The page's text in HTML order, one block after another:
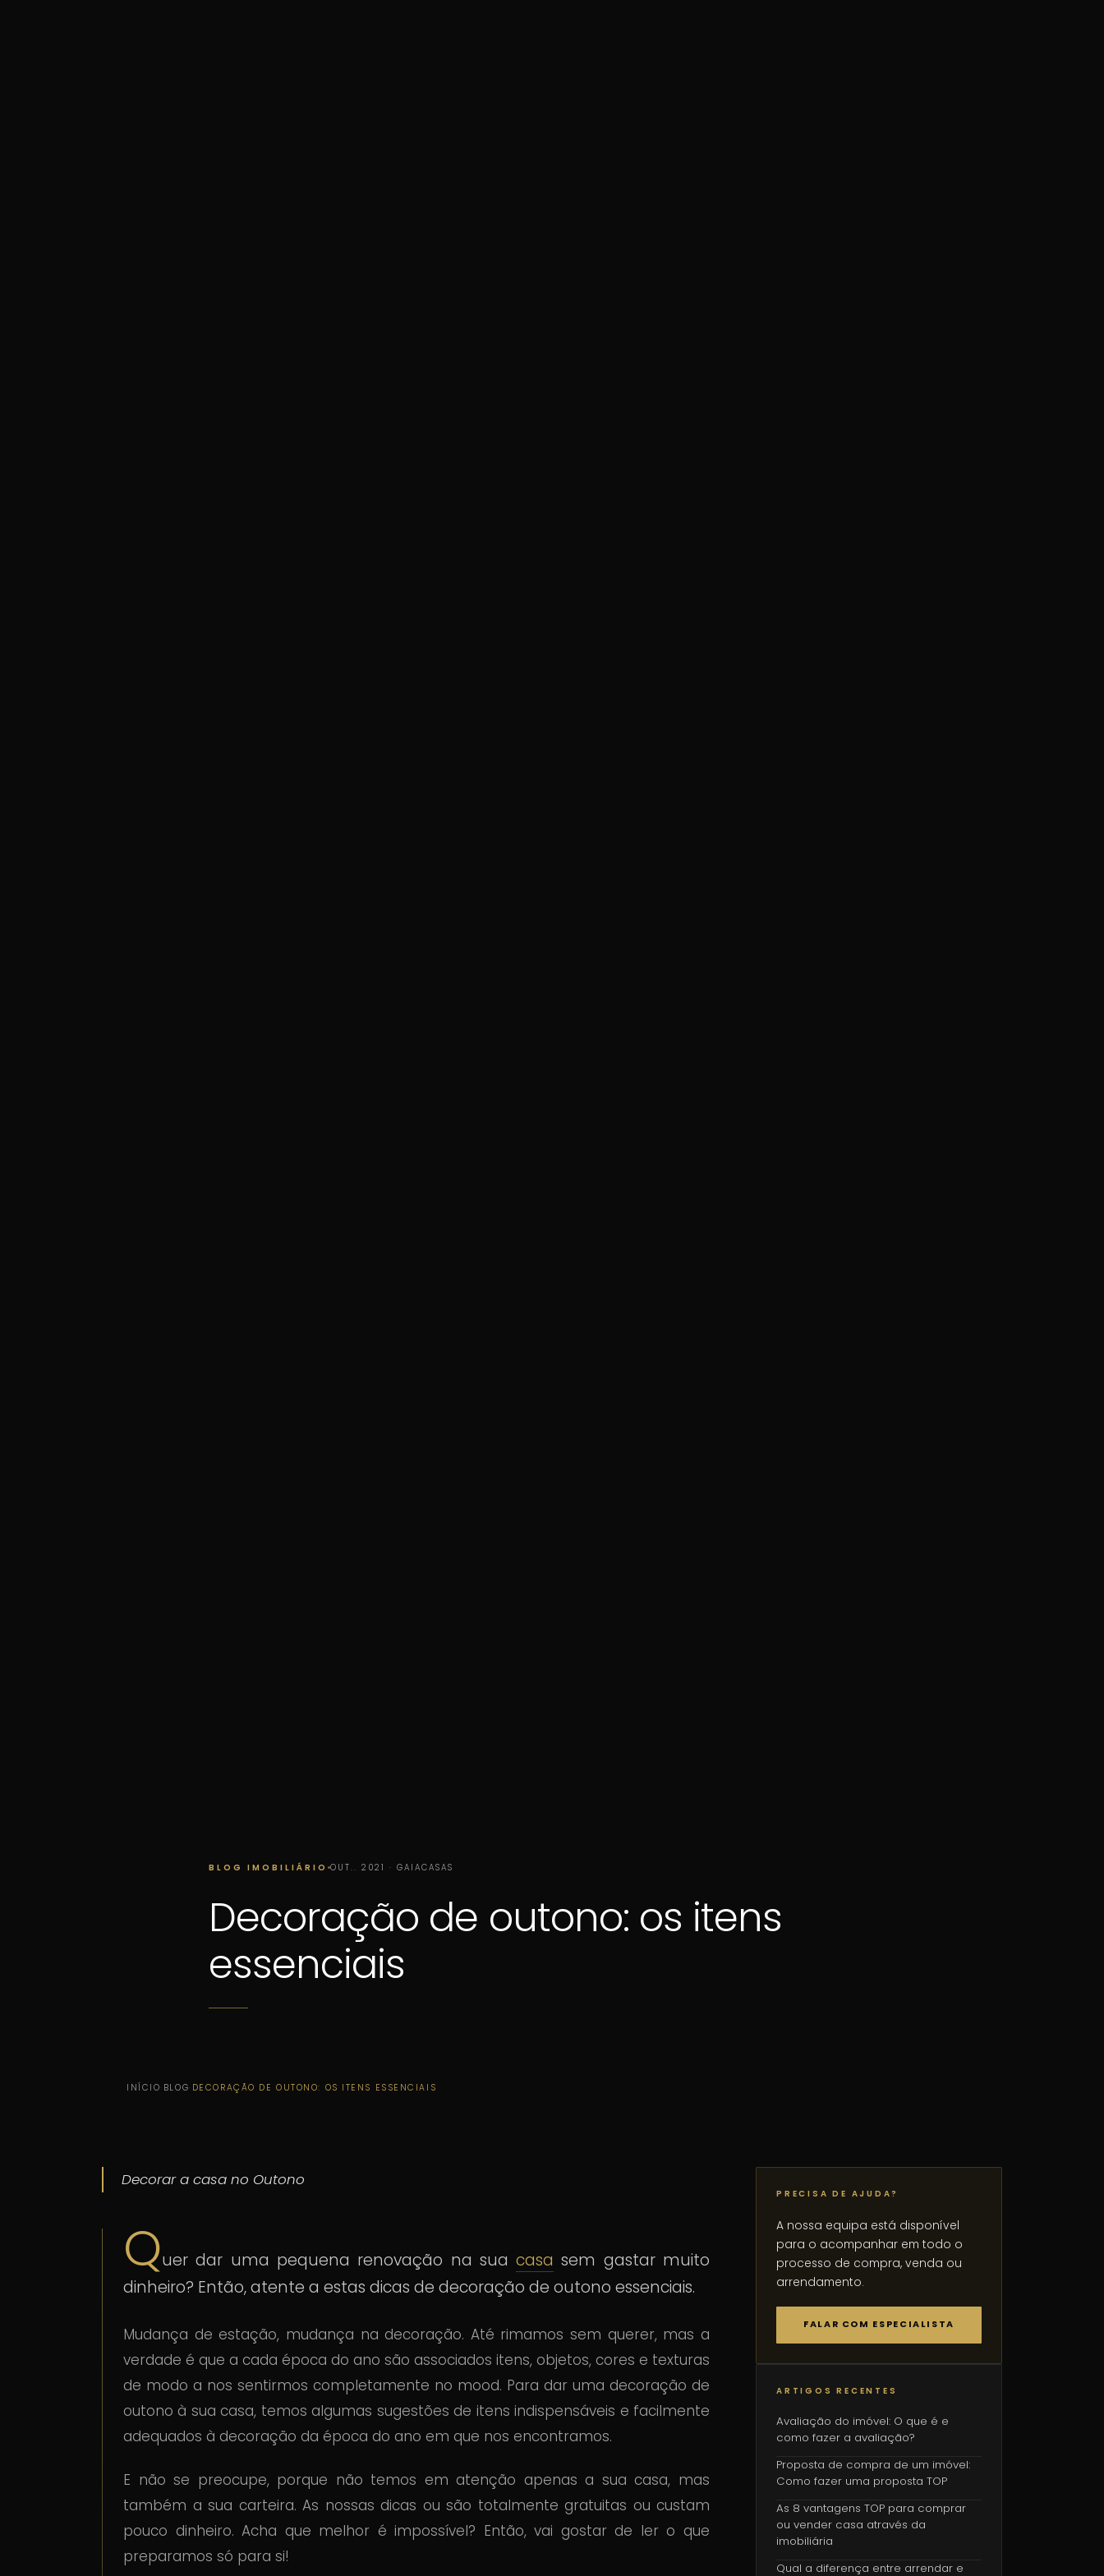
BLOG IMOBILIÁRIO OUT.. 2021 · GAIACASAS
Decoração de outono: os itens
essenciais
INÍCIO· BLOG· DECORAÇÃO DE OUTONO: OS ITENS ESSENCIAIS
PRECISA DE AJUDA?
A nossa equipa está disponível
para o acompanhar em todo o
processo de compra, venda ou
arrendamento.
FALAR COM ESPECIALISTA
ARTIGOS RECENTES
Avaliação do imóvel: O que é e
como fazer a avaliação?
Proposta de compra de um imóvel:
Como fazer uma proposta TOP
As 8 vantagens TOP para comprar
ou vender casa através da
imobiliária
Qual a diferença entre arrendar e
Decorar a casa no Outono
Quer dar uma pequena renovação na suacasa sem gastar muito
dinheiro? Então, atente a estas dicas de decoração de outono essenciais.
Mudança de estação, mudança na decoração. Até rimamos sem querer, mas a
verdade é que a cada época do ano são associados itens, objetos, cores e texturas
de modo a nos sentirmos completamente no mood. Para dar uma decoração de
outono à sua casa, temos algumas sugestões de itens indispensáveis e facilmente
adequados à decoração da época do ano em que nos encontramos.
E não se preocupe, porque não temos em atenção apenas a sua casa, mas
também a sua carteira. As nossas dicas ou são totalmente gratuitas ou custam
pouco dinheiro. Acha que melhor é impossível? Então, vai gostar de ler o que
preparamos só para si!